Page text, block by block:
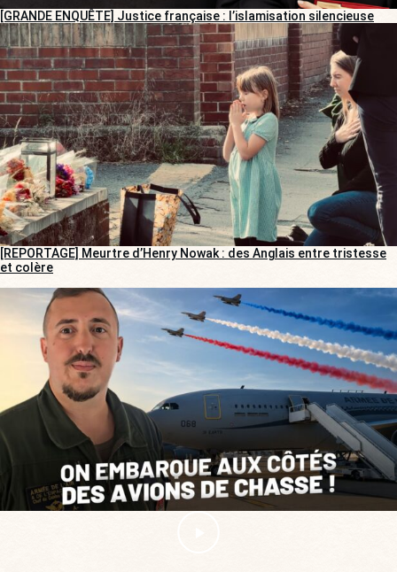
[GRANDE ENQUÊTE] Justice française : l’islamisation silencieuse
[REPORTAGE] Meurtre d’Henry Nowak : des Anglais entre tristesse
et colère